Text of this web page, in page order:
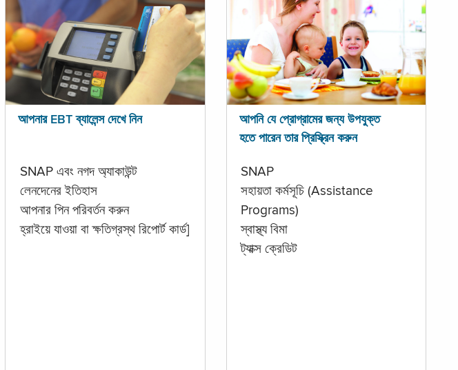
আপনার EBT ব্যালেন্স দেখে নিন
SNAP এবং নগদ অ্যাকাউন্ট
লেনদেনের ইতিহাস
আপনার পিন পরিবর্তন করুন
হ্রাইয়ে যাওয়া বা ক্ষতিগ্রস্থ রিপোর্ট কার্ড]
আপনি যে প্রোগ্রামের জন্য উপযুক্ত
হতে পারেন তার প্রিস্ক্রিন করুন
SNAP
সহায়তা কর্মসূচি (Assistance
Programs)
স্বাস্থ্য বিমা
ট্যাক্স ক্রেডিট